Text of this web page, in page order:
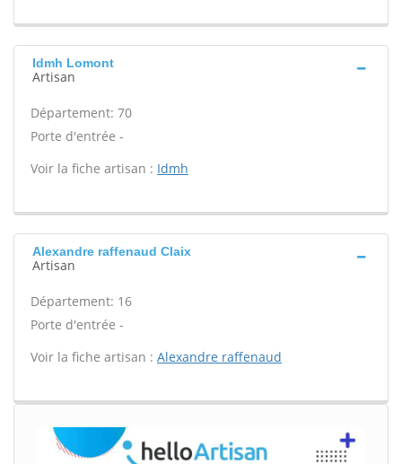
Idmh Lomont
Artisan
Département: 70
Porte d'entrée -
Voir la fiche artisan : Idmh
Alexandre raffenaud Claix
Artisan
Département: 16
Porte d'entrée -
Voir la fiche artisan : Alexandre raffenaud